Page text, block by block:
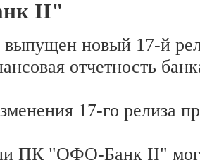
II"
выпущен новый 17-й
отчетность
17-го релиза
ПК "ОФО-Банк II"